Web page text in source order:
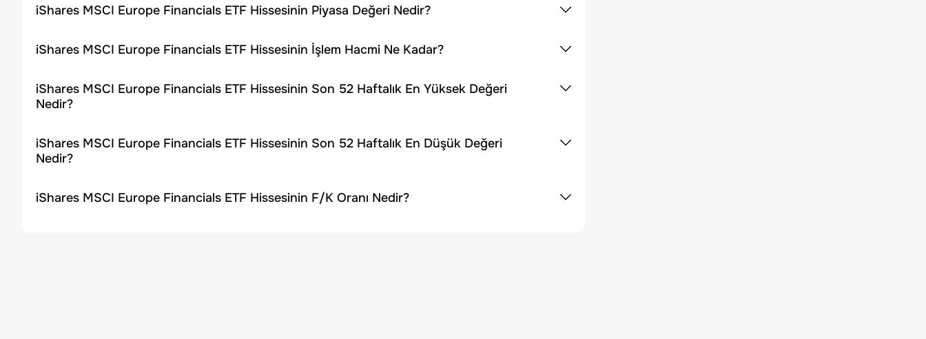
iShares MSCI Europe Financials ETF Hissesinin Piyasa Değeri Nedir?
iShares MSCI Europe Financials ETF Hissesinin İşlem Hacmi Ne Kadar?
iShares MSCI Europe Financials ETF Hissesinin Son 52 Haftalık En Yüksek Değeri
Nedir?
iShares MSCI Europe Financials ETF Hissesinin Son 52 Haftalık En Düşük Değeri
Nedir?
iShares MSCI Europe Financials ETF Hissesinin F/K Oranı Nedir?